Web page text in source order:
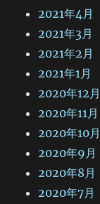
2021年4月
2021年3月
2021年2月
2021年1月
2020年12月
2020年11月
2020年10月
2020年9月
2020年8月
2020年7月